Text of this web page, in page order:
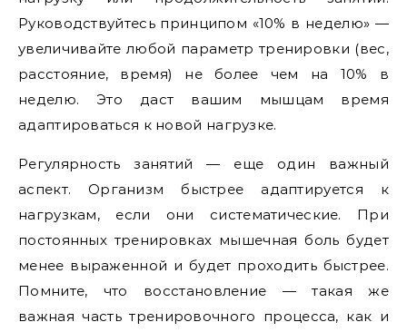
Руководствуйтесь принципом «10% в неделю» —
увеличивайте любой параметр тренировки (вес,
расстояние, время) не более чем на 10% в
неделю. Это даст вашим мышцам время
адаптироваться к новой нагрузке.
Регулярность занятий — еще один важный
аспект. Организм быстрее адаптируется к
нагрузкам, если они систематические. При
постоянных тренировках мышечная боль будет
менее выраженной и будет проходить быстрее.
Помните, что восстановление — такая же
важная часть тренировочного процесса, как и